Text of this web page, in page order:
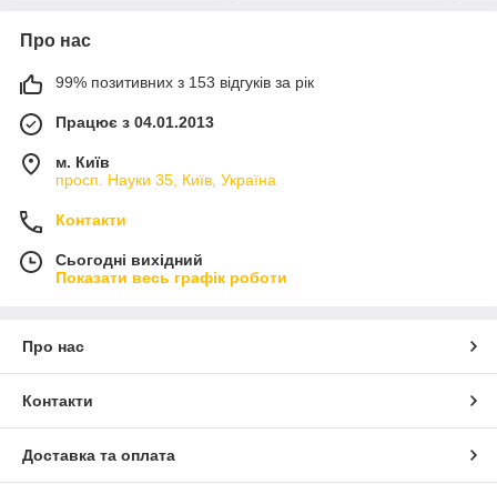
Про нас
99% позитивних з 153 відгуків за рік
Працює з 04.01.2013
м. Київ
просп. Науки 35, Київ, Україна
Контакти
Сьогодні вихідний
Показати весь графік роботи
Про нас
Контакти
Доставка та оплата